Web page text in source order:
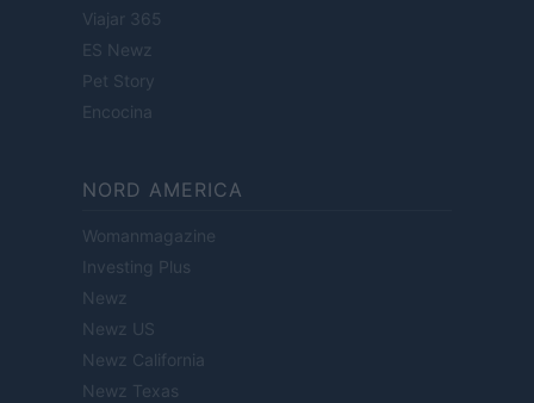
Viajar 365
ES Newz
Pet Story
Encocina
NORD AMERICA
Womanmagazine
Investing Plus
Newz
Newz US
Newz California
Newz Texas